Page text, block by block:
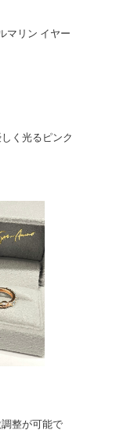
マリン イヤー
く光るピンク
整が可能で